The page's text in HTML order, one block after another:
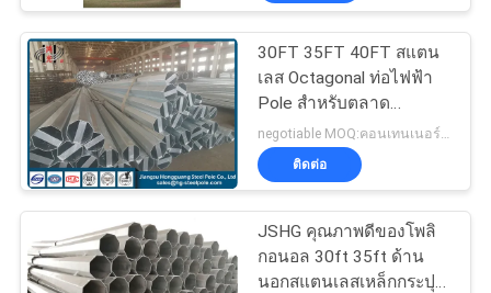
แสดง
VR
เกี่ยว
กับ
เรา
ขั้วไฟฟ้าไฟฟ้า
258
140
30FT 35FT 40FT สแตน
เลส Octagonal ท่อไฟฟ้า
Pole สําหรับตลาด
ฟิลิปปินส์
ติดต่อ
JSHG คุณภาพดีของโพลิ
กอนอล 30ft 35ft ด้าน
นอกสแตนเลสเหล็กกระปุก